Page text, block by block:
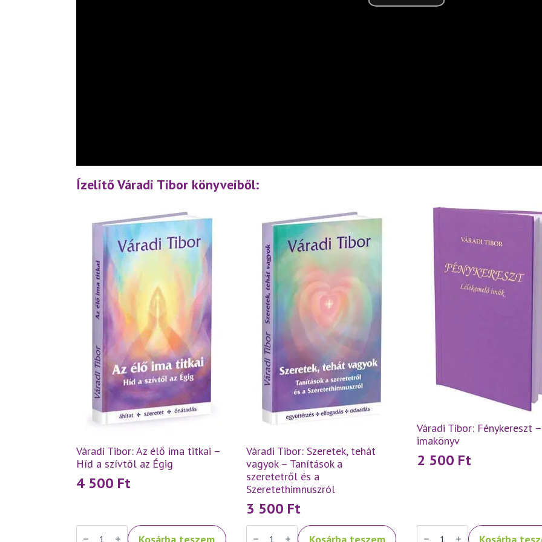
Ízelítő Váradi Tibor könyveiből:
Váradi Tibor: Az élő ima titkai –
Híd a szívtől az Égig
4 500 Ft
Váradi
Tibor:
Kosárba teszem
Váradi Tibor: Szeretek, tehát
vagyok – Tanítások a
szeretetről és a
Szeretethimnuszról
3 500 Ft
Váradi
Tibor:
Kosárba teszem
Váradi Tibor: Fénykereszt –
imakönyv
2 500 Ft
Váradi
Tibor:
Kosárba